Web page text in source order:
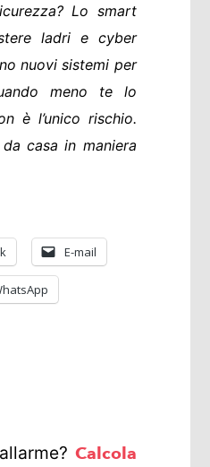
Lo smart
ladri e cyber
nuovi sistemi per
meno te lo
è l’unico rischio.
casa in maniera
E-mail
Calcola